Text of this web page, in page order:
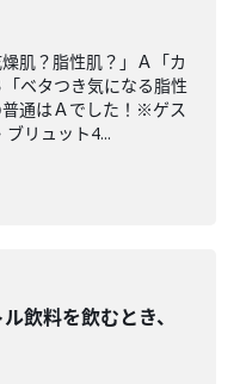
肌？脂性肌？」Ａ「カ
ベタつき気になる脂性
通はＡでした！※ゲス
ブリュット4...
ル飲料を飲むとき、